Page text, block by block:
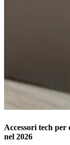
Accessori tech
nel 2026